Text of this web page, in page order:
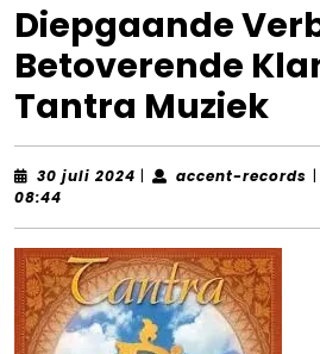
Diepgaande
Betoverende
Tantra Muziek
30 juli 2024 30
| accent-records |
08:44